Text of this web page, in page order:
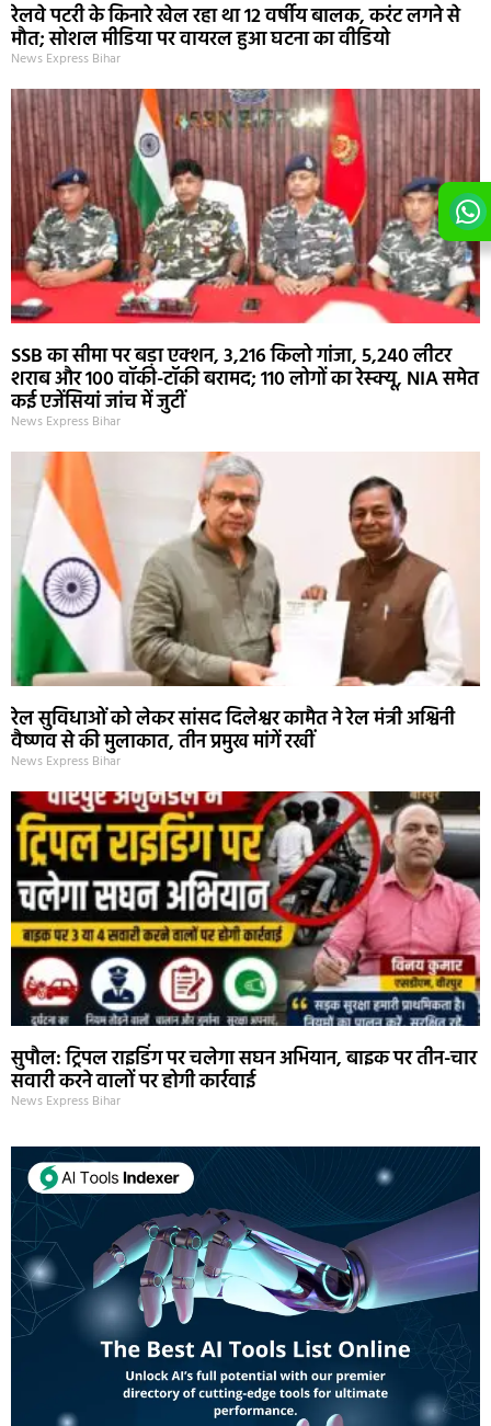
रेलवे पटरी के किनारे खेल रहा था 12 वर्षीय बालक, करंट लगने से
मौत; सोशल मीडिया पर वायरल हुआ घटना का वीडियो
News Express Bihar
SSB का सीमा पर बड़ा एक्शन, 3,216 किलो गांजा, 5,240 लीटर
शराब और 100 वॉकी-टॉकी बरामद; 110 लोगों का रेस्क्यू, NIA समेत
कई एजेंसियां जांच में जुटीं
News Express Bihar
रेल सुविधाओं को लेकर सांसद दिलेश्वर कामैत ने रेल मंत्री अश्विनी
वैष्णव से की मुलाकात, तीन प्रमुख मांगें रखीं
News Express Bihar
सुपौल: ट्रिपल राइडिंग पर चलेगा सघन अभियान, बाइक पर तीन-चार
सवारी करने वालों पर होगी कार्रवाई
News Express Bihar